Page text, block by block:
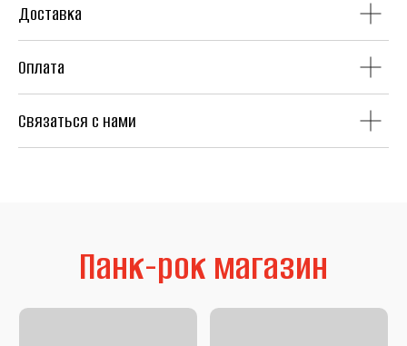
Доставка
Оплата
Связаться с нами
Аудиокассеты
Литература Second Hand